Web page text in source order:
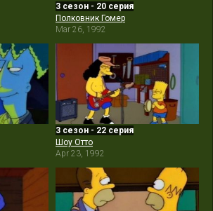
3 сезон - 20 серия
Полковник Гомер
Mar 26, 1992
3 сезон - 22 серия
Шоу Отто
Apr 23, 1992